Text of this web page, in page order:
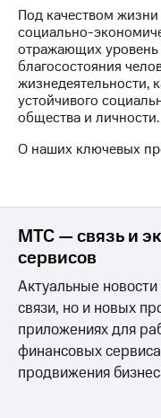
секретарь
Раскрытие
информации
Информация
акционерам
Документы
"МТС"
акционера
Акционерный
капитал
Контроль
и
аудит
Рынок
акций
Под качеством
социально-
отражающих уровень
благосостояния
жизнедеятельности,
устойчивого
общества и личности.
О наших ключевых
МТС — связь и
сервисов
Актуальные
связи, но и новых
приложениях для
финансовых
продвижения